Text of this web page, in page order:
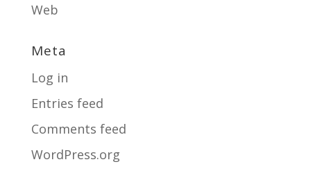
Web
Meta
Log in
Entries feed
Comments feed
WordPress.org